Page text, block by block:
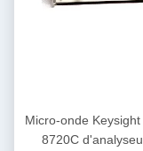
Micro-onde Keysight
8720C